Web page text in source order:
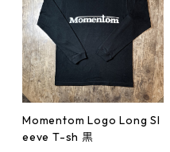
Momentom Logo Long Sl
eeve T-sh 黒